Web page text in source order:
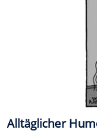
Alltäglicher